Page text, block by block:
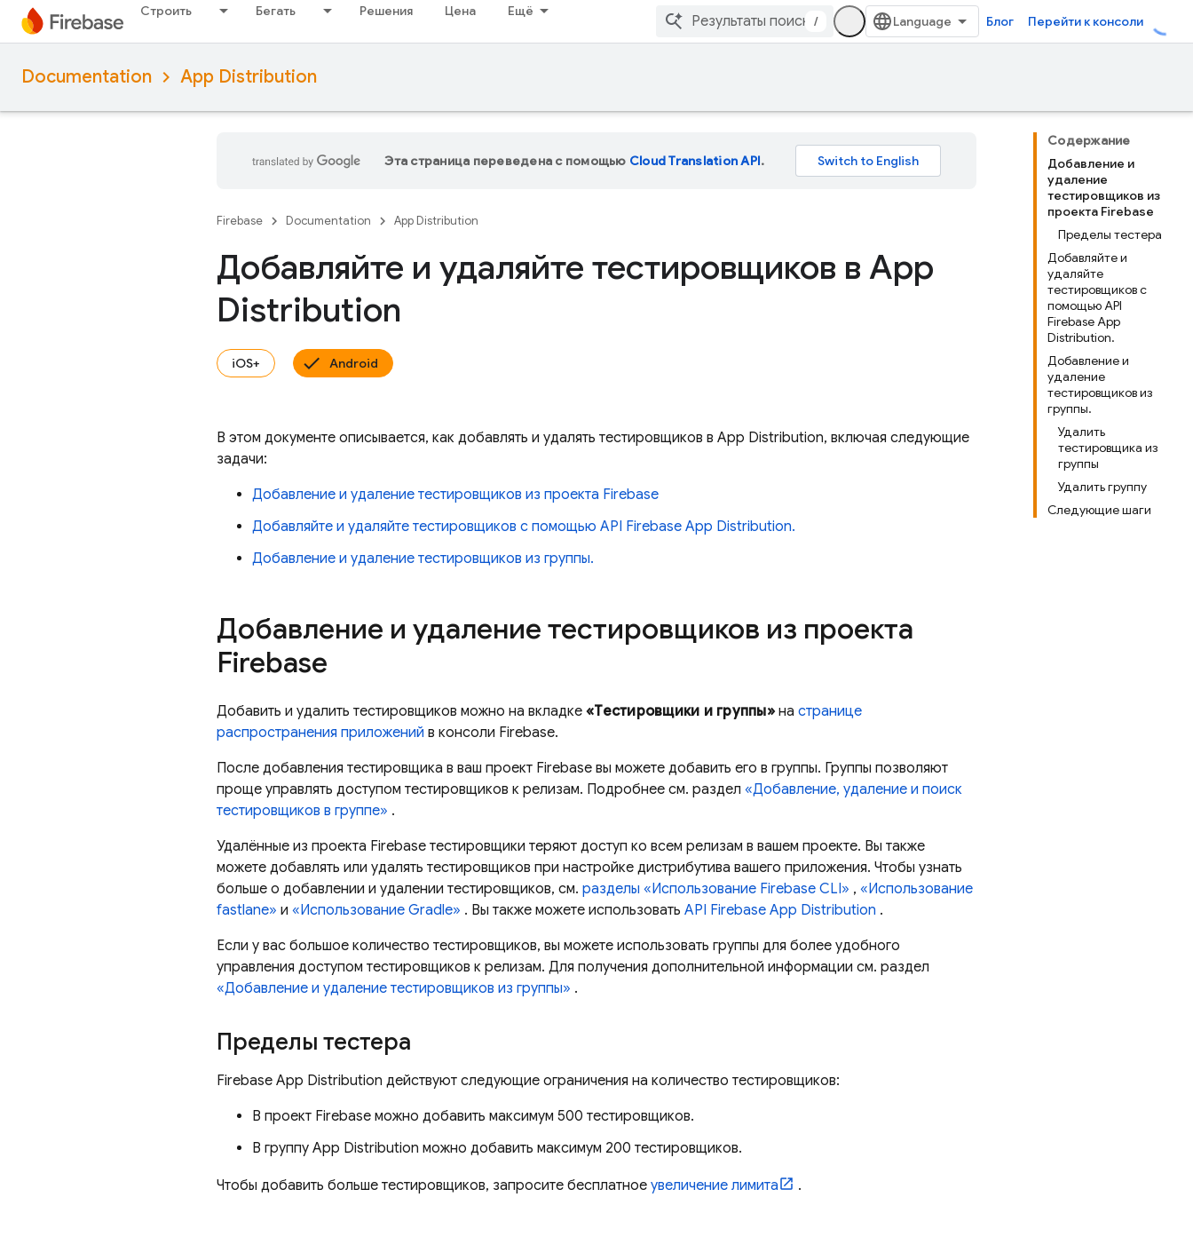
Строить Бегать Решения Цена Ещё
/ Блог Перейти к консоли
Documentation App Distribution
Содержание
Добавление и
удаление
тестировщиков из
проекта Firebase
Пределы тестера
Добавляйте и
удаляйте
тестировщиков с
помощью API
Firebase App
Distribution.
Добавление и
удаление
тестировщиков из
группы.
Удалить
тестировщика из
группы
Удалить группу
Следующие шаги
Эта страница переведена с помощью Cloud Translation API.
Firebase Documentation App Distribution
Добавляйте и удаляйте тестировщиков в App
Distribution
iOS+ Android
В этом документе описывается, как добавлять и удалять тестировщиков в App Distribution, включая следующие
задачи:
Добавление и удаление тестировщиков из проекта Firebase
Добавляйте и удаляйте тестировщиков с помощью API Firebase App Distribution.
Добавление и удаление тестировщиков из группы.
Добавление и удаление тестировщиков из проекта
Firebase
Добавить и удалить тестировщиков можно на вкладке «Тестировщики и группы»на странице
распространения приложений в консоли Firebase.
После добавления тестировщика в ваш проект Firebase вы можете добавить его в группы. Группы позволяют
проще управлять доступом тестировщиков к релизам. Подробнее см. раздел «Добавление, удаление и поиск
тестировщиков в группе» .
Удалённые из проекта Firebase тестировщики теряют доступ ко всем релизам в вашем проекте. Вы также
можете добавлять или удалять тестировщиков при настройке дистрибутива вашего приложения. Чтобы узнать
больше о добавлении и удалении тестировщиков, см. разделы «Использование Firebase CLI» , «Использование
fastlane» и «Использование Gradle» . Вы также можете использовать API Firebase App Distribution .
Если у вас большое количество тестировщиков, вы можете использовать группы для более удобного
управления доступом тестировщиков к релизам. Для получения дополнительной информации см. раздел
«Добавление и удаление тестировщиков из группы» .
Пределы тестера
Firebase App Distribution действуют следующие ограничения на количество тестировщиков:
В проект Firebase можно добавить максимум 500 тестировщиков.
В группу App Distribution можно добавить максимум 200 тестировщиков.
Чтобы добавить больше тестировщиков, запросите бесплатное увеличение лимита .